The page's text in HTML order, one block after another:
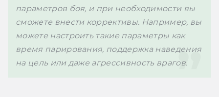
параметров боя, и при необходимости вы
сможете внести коррективы. Например, вы
можете настроить такие параметры как
время парирования, поддержка наведения
на цель или даже агрессивность врагов.